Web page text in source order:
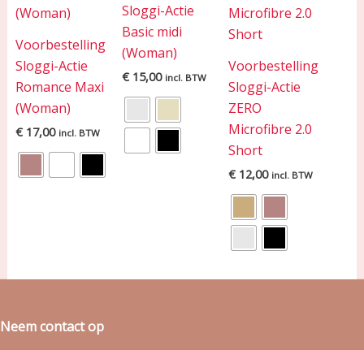
Voorbestelling
Sloggi-Actie
Romance Maxi
(Woman)
€17,00 incl. BTW
Sloggi-Actie
Basic midi
(Woman)
€15,00 incl. BTW
Voorbestelling
Sloggi-Actie
ZERO
Microfibre 2.0
Short
€12,00 incl. BTW
Neem contact op